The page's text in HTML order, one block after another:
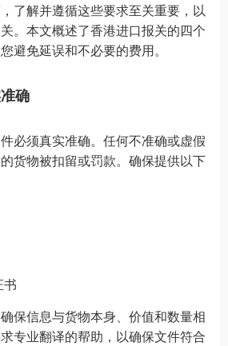
了解并遵循这些要求至关重要，以
。本文概述了香港进口报关的四个
避免延误和不必要的费用。
确
必须真实准确。任何不准确或虚假
货物被扣留或罚款。确保提供以下
书
保信息与货物本身、价值和数量相
专业翻译的帮助，以确保文件符合